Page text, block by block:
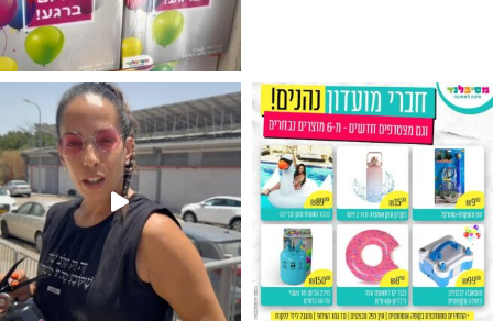
מין העובר רק במסיבלנד !! קיים